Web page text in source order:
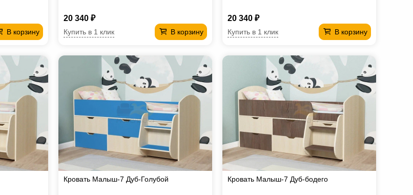
В корзину
20 340 ₽
В корзину
Купить в 1 клик
20 340 ₽
В корзину
Купить в 1 клик
Кровать Малыш-7 Дуб-Голубой Кровать Малыш-7 Дуб-бодего